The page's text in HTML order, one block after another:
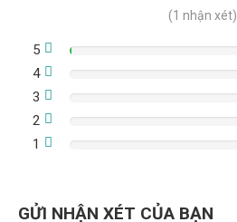
(1 nhận xét)
5
4
3
2
1
GỬI NHẬN XÉT CỦA BẠN